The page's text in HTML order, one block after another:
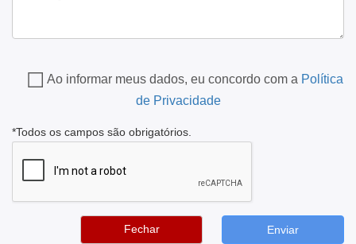
Ao informar meus dados, eu concordo com a Política
de Privacidade
*Todos os campos são obrigatórios.
Fechar